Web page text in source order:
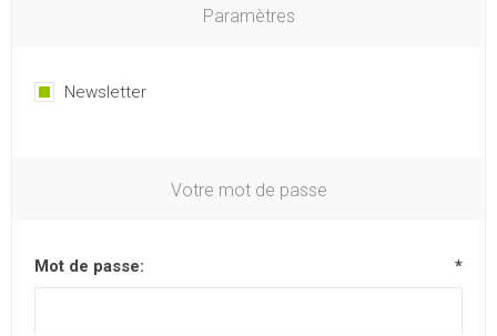
Paramètres
Newsletter
Votre mot de passe
Mot de passe: *